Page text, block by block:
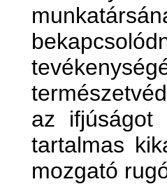
az ifjúságot
tartalmas
mozgató